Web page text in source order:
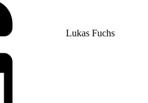
Lukas Fuchs